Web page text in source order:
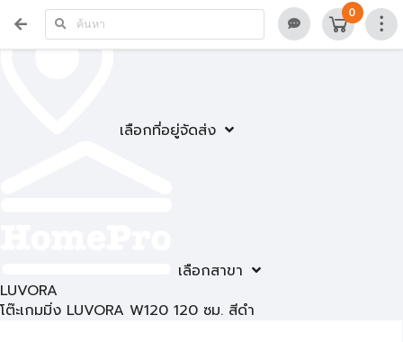
เลือกที่อยู่จัดส่ง
เลือกสาขา
0
LUVORA
โต๊ะเกมมิ่ง LUVORA W120 120 ซม. สีดำ